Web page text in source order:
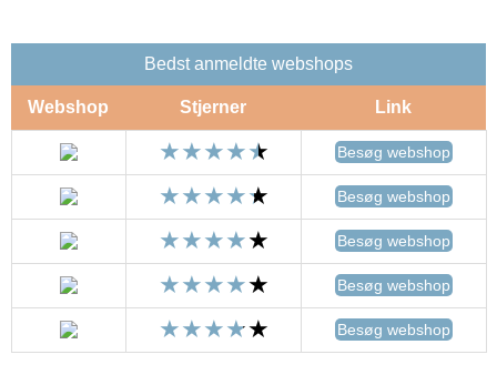
Bedst anmeldte webshops
Webshop Stjerner Link
Besøg webshop
Besøg webshop
Besøg webshop
Besøg webshop
Besøg webshop